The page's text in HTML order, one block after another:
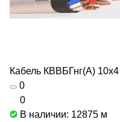
Кабель КВВБГнг(А) 10х4
0
0
В наличии: 12875 м